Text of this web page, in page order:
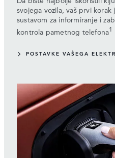
svojega vozila, vaš prvi korak
sustavom za informiranje i
kontrola pametnog telefona1
POSTAVKE VAŠEGA